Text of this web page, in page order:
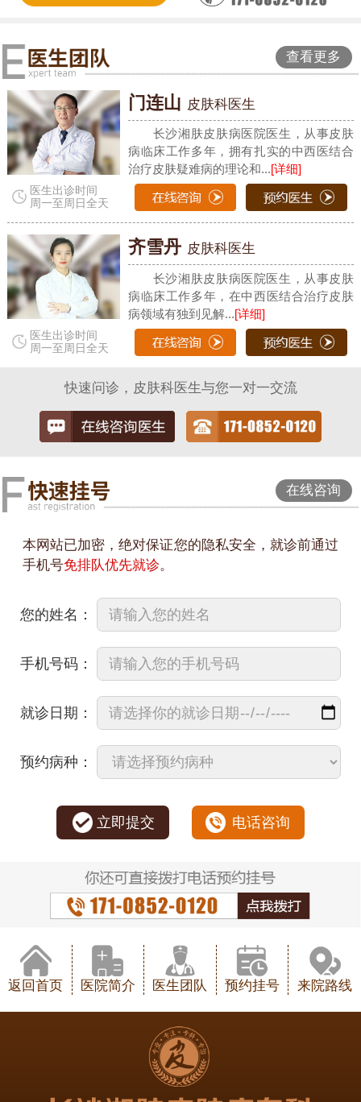
查看更多
医生出诊时间
周一至周日全天
门连山 皮肤科医生
长沙湘肤皮肤病医院医生，从事皮肤
病临床工作多年，拥有扎实的中西医结合
治疗皮肤疑难病的理论和...[详细]
医生出诊时间
周一至周日全天
齐雪丹 皮肤科医生
长沙湘肤皮肤病医院医生，从事皮肤
病临床工作多年，在中西医结合治疗皮肤
病领域有独到见解...[详细]
快速问诊，皮肤科医生与您一对一交流
在线咨询
本网站已加密，绝对保证您的隐私安全，就诊前通过
手机号免排队优先就诊。
您的姓名：
手机号码：
就诊日期：
预约病种：
立即提交 电话咨询
返回首页 医院简介 医生团队 预约挂号 来院路线